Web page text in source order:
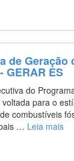
de Geração
GERAR ES
do
para o
combustíveis
… Leia mais